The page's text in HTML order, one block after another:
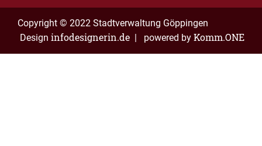
Copyright © 2022 Stadtverwaltung Göppingen
Design infodesignerin.de | powered by Komm.ONE